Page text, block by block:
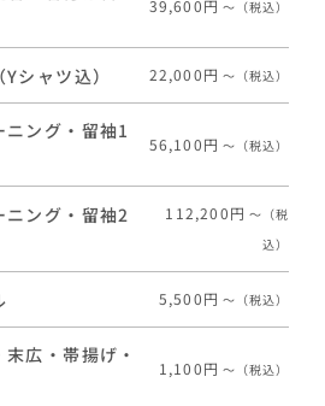
39,600円 〜（税込）
シャツ込） 22,000円 〜（税込）
ニング・留袖1
56,100円 〜（税込）
ニング・留袖2
112,200円 〜（税
込）
5,500円 〜（税込）
広・帯揚げ・
1,100円 〜（税込）